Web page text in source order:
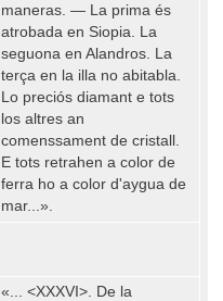
maneras. — La prima és
atrobada en Siopia. La
seguona en Alandros. La
terça en la illa no abitabla.
Lo preciós diamant e tots
los altres an
comenssament de cristall.
E tots retrahen a color de
ferra ho a color d'aygua de
mar...».
«... <XXXVI>. De la